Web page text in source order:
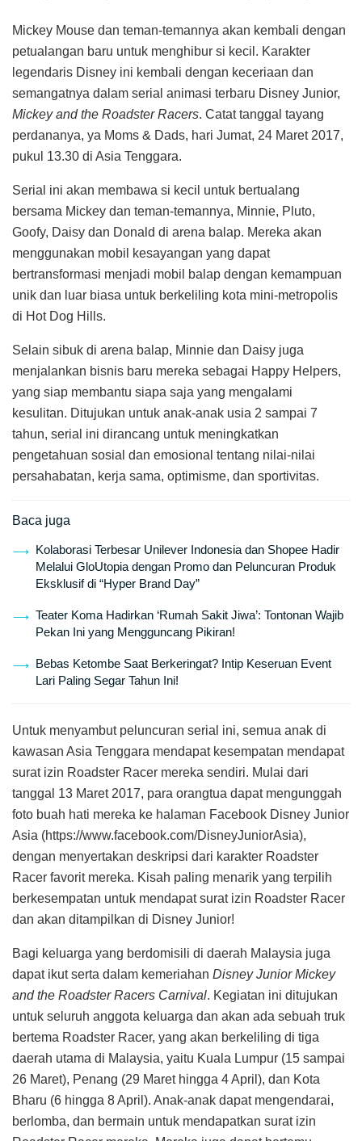
Mickey Mouse dan teman-temannya akan kembali dengan
petualangan baru untuk menghibur si kecil. Karakter
legendaris Disney ini kembali dengan keceriaan dan
semangatnya dalam serial animasi terbaru Disney Junior,
Mickey and the Roadster Racers. Catat tanggal tayang
perdananya, ya Moms & Dads, hari Jumat, 24 Maret 2017,
pukul 13.30 di Asia Tenggara.
Serial ini akan membawa si kecil untuk bertualang
bersama Mickey dan teman-temannya, Minnie, Pluto,
Goofy, Daisy dan Donald di arena balap. Mereka akan
menggunakan mobil kesayangan yang dapat
bertransformasi menjadi mobil balap dengan kemampuan
unik dan luar biasa untuk berkeliling kota mini-metropolis
di Hot Dog Hills.
Selain sibuk di arena balap, Minnie dan Daisy juga
menjalankan bisnis baru mereka sebagai Happy Helpers,
yang siap membantu siapa saja yang mengalami
kesulitan. Ditujukan untuk anak-anak usia 2 sampai 7
tahun, serial ini dirancang untuk meningkatkan
pengetahuan sosial dan emosional tentang nilai-nilai
persahabatan, kerja sama, optimisme, dan sportivitas.
Baca juga
Kolaborasi Terbesar Unilever Indonesia dan Shopee Hadir
Melalui GloUtopia dengan Promo dan Peluncuran Produk
Eksklusif di “Hyper Brand Day”
Teater Koma Hadirkan ‘Rumah Sakit Jiwa’: Tontonan Wajib
Pekan Ini yang Mengguncang Pikiran!
Bebas Ketombe Saat Berkeringat? Intip Keseruan Event
Lari Paling Segar Tahun Ini!
Untuk menyambut peluncuran serial ini, semua anak di
kawasan Asia Tenggara mendapat kesempatan mendapat
surat izin Roadster Racer mereka sendiri. Mulai dari
tanggal 13 Maret 2017, para orangtua dapat mengunggah
foto buah hati mereka ke halaman Facebook Disney Junior
Asia (https://www.facebook.com/DisneyJuniorAsia),
dengan menyertakan deskripsi dari karakter Roadster
Racer favorit mereka. Kisah paling menarik yang terpilih
berkesempatan untuk mendapat surat izin Roadster Racer
dan akan ditampilkan di Disney Junior!
Bagi keluarga yang berdomisili di daerah Malaysia juga
dapat ikut serta dalam kemeriahan Disney Junior Mickey
and the Roadster Racers Carnival. Kegiatan ini ditujukan
untuk seluruh anggota keluarga dan akan ada sebuah truk
bertema Roadster Racer, yang akan berkeliling di tiga
daerah utama di Malaysia, yaitu Kuala Lumpur (15 sampai
26 Maret), Penang (29 Maret hingga 4 April), dan Kota
Bharu (6 hingga 8 April). Anak-anak dapat mengendarai,
berlomba, dan bermain untuk mendapatkan surat izin